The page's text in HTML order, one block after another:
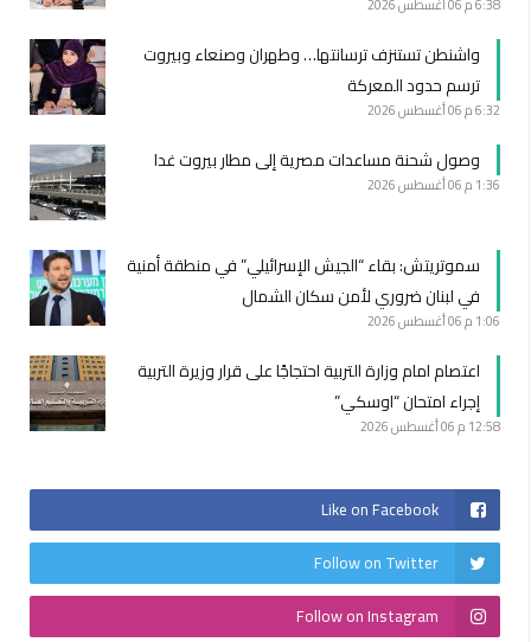
6:38 م 06 أغسطس 2026
واشنطن تستنزف ترسانتها… وطهران وصنعاء وبيروت
ترسم حدود المعركة
6:32 م 06 أغسطس 2026
وصول شحنة مساعدات مصرية إلى مطار بيروت غدا
1:36 م 06 أغسطس 2026
سموتريتش: بقاء “الجيش الإسرائيلي” في منطقة أمنية
في لبنان ضروري لأمن سكان الشمال
1:06 م 06 أغسطس 2026
اعتصام امام وزارة التربية احتجاجًا على قرار وزيرة التربية
إجراء امتحان “اوسكي”
12:58 م 06 أغسطس 2026
Like on Facebook
Follow on Twitter
Follow on Instagram